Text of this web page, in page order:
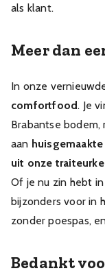
als klant.
Meer dan
In onze
comfortfood. Je
Brabantse
aan
uit onze
Of je nu zin hebt
bijzonders voor in
zonder poespas,
Bedankt